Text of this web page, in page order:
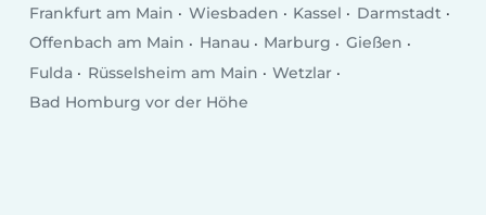
Frankfurt am Main Wiesbaden Kassel
Darmstadt
Offenbach am Main
Hanau Marburg
Gießen
Fulda
Rüsselsheim am Main
Wetzlar
Bad Homburg vor der Höhe